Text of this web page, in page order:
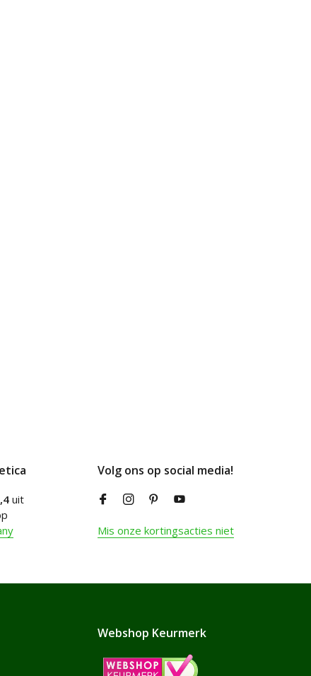
uit
Volg ons op social media!
Mis onze kortingsacties niet
Webshop Keurmerk